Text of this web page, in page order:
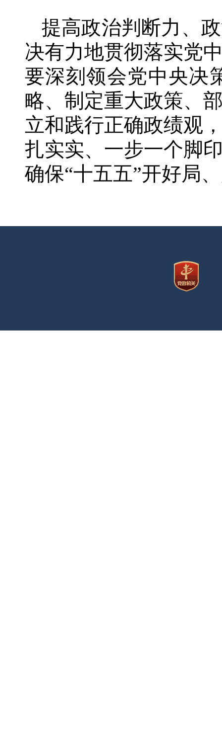
提高政治判断力、
决有力地贯彻落实党
要深刻领会党中央决
略、制定重大政策、
立和践行正确政绩观
扎实实、一步一个脚
确保“十五五”开好局